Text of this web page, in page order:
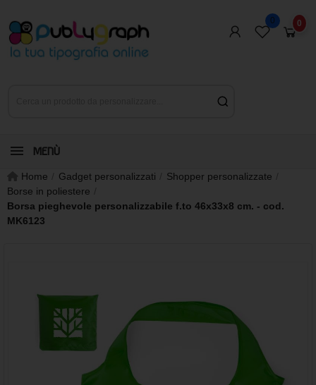
0 0
MENÙ
Home Gadget personalizzati
Shopper personalizzate
Borse in poliestere
Borsa pieghevole personalizzabile f.to 46x33x8 cm. - cod.
MK6123